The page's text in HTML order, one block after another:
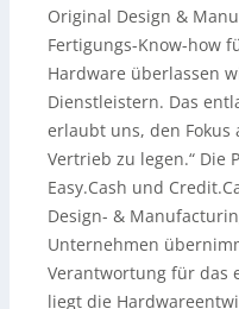
Original Design &
Fertigungs-Know-how
Hardware überlassen
Dienstleistern. Das
erlaubt uns, den
Vertrieb zu legen.“ Die
Easy.Cash und
Design- &
Unternehmen
Verantwortung für das
liegt die